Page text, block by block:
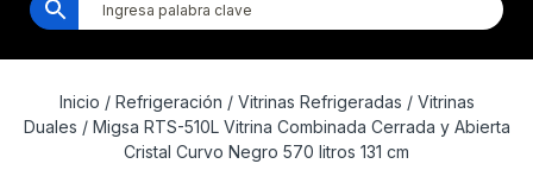
Inicio / Refrigeración / Vitrinas Refrigeradas / Vitrinas
Duales / Migsa RTS-510L Vitrina Combinada Cerrada y Abierta
Cristal Curvo Negro 570 litros 131 cm